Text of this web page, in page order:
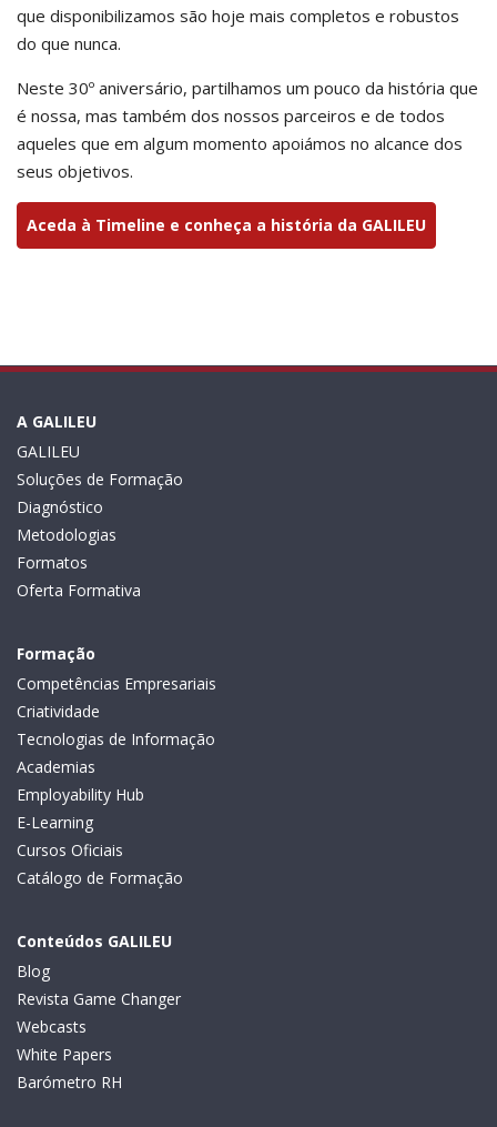
que disponibilizamos são hoje mais completos e robustos
do que nunca.
Neste 30º aniversário, partilhamos um pouco da história que
é nossa, mas também dos nossos parceiros e de todos
aqueles que em algum momento apoiámos no alcance dos
seus objetivos.
Aceda à Timeline e conheça a história da GALILEU
A GALILEU
GALILEU
Soluções de Formação
Diagnóstico
Metodologias
Formatos
Oferta Formativa
Formação
Competências Empresariais
Criatividade
Tecnologias de Informação
Academias
Employability Hub
E-Learning
Cursos Oficiais
Catálogo de Formação
Conteúdos GALILEU
Blog
Revista Game Changer
Webcasts
White Papers
Barómetro RH